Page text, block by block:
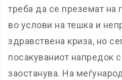
треба да се преземат на
во услови на тешка и
здравствена криза, но
посакуваниот напредок
заостанува. На